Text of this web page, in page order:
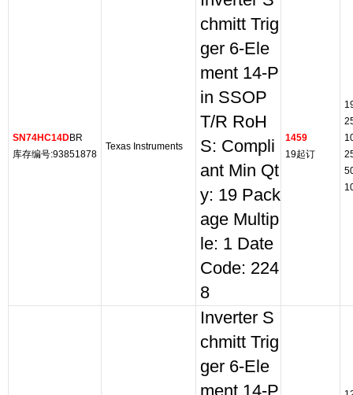
SN74HC14DBR
库存编号:93851878
Texas Instruments
chmitt Trig
ger 6-Ele
ment 14-P
in SSOP
T/R RoH
S: Compli
ant Min Qt
y: 19 Pack
age Multip
le: 1 Date
Code: 224
8
1459
19起订
Inverter S
chmitt Trig
ger 6-Ele
ment 14-P